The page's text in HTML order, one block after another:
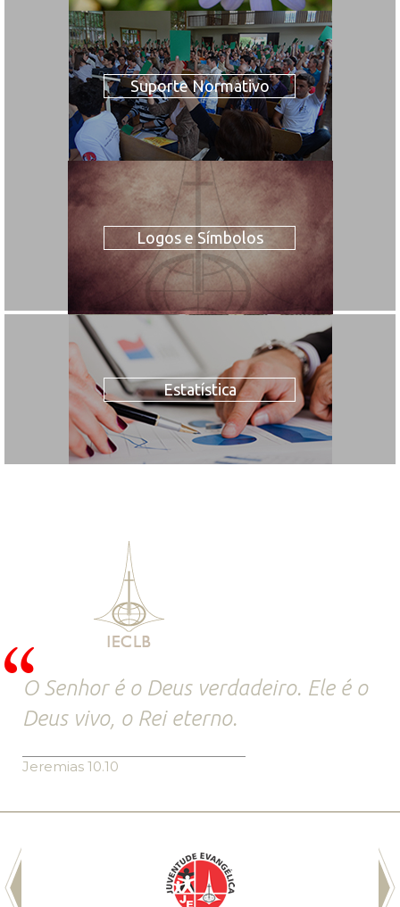
Suporte Normativo
Logos e Símbolos
Estatística
O Senhor é o Deus verdadeiro. Ele é o
Deus vivo, o Rei eterno.
Jeremias 10.10